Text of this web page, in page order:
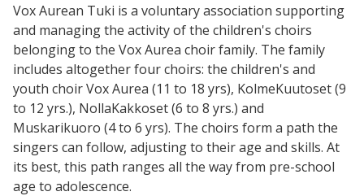
Vox Aurean Tuki is a voluntary association supporting
and managing the activity of the children's choirs
belonging to the Vox Aurea choir family. The family
includes altogether four choirs: the children's and
youth choir Vox Aurea (11 to 18 yrs), KolmeKuutoset (9
to 12 yrs.), NollaKakkoset (6 to 8 yrs.) and
Muskarikuoro (4 to 6 yrs). The choirs form a path the
singers can follow, adjusting to their age and skills. At
its best, this path ranges all the way from pre-school
age to adolescence.